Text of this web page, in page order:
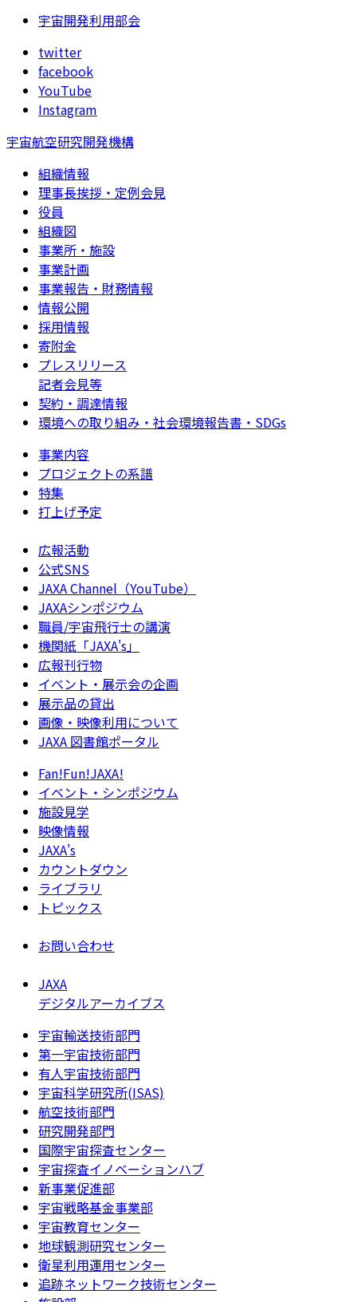
宇宙開発利用部会
twitter
facebook
YouTube
Instagram
宇宙航空研究開発機構
組織情報
理事長挨拶・定例会見
役員
組織図
事業所・施設
事業計画
事業報告・財務情報
情報公開
採用情報
寄附金
プレスリリース
記者会見等
契約・調達情報
環境への取り組み・社会環境報告書・SDGs
事業内容
プロジェクトの系譜
特集
打上げ予定
広報活動
公式SNS
JAXA Channel（YouTube）
JAXAシンポジウム
職員/宇宙飛行士の講演
機関紙「JAXA's」
広報刊行物
イベント・展示会の企画
展示品の貸出
画像・映像利用について
JAXA 図書館ポータル
Fan!Fun!JAXA!
イベント・シンポジウム
施設見学
映像情報
JAXA's
カウントダウン
ライブラリ
トピックス
お問い合わせ
JAXA
デジタルアーカイブス
宇宙輸送技術部門
第一宇宙技術部門
有人宇宙技術部門
宇宙科学研究所(ISAS)
航空技術部門
研究開発部門
国際宇宙探査センター
宇宙探査イノベーションハブ
新事業促進部
宇宙戦略基金事業部
宇宙教育センター
地球観測研究センター
衛星利用運用センター
追跡ネットワーク技術センター